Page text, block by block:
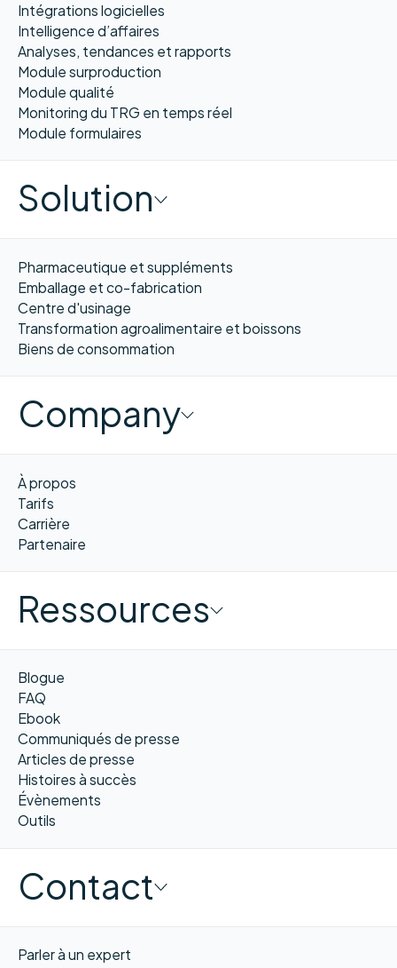
Intégrations logicielles
Intelligence d’affaires
Analyses, tendances et rapports
Module surproduction
Module qualité
Monitoring du TRG en temps réel
Module formulaires
Solution
Pharmaceutique et suppléments
Emballage et co-fabrication
Centre d'usinage
Transformation agroalimentaire et boissons
Biens de consommation
Company
À propos
Tarifs
Carrière
Partenaire
Ressources
Blogue
FAQ
Ebook
Communiqués de presse
Articles de presse
Histoires à succès
Évènements
Outils
Contact
Parler à un expert